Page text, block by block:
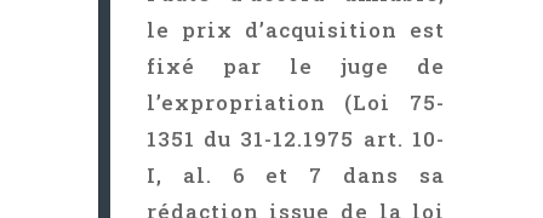
le prix d’acquisition est
fixé par le juge de
l’expropriation (Loi 75-
1351 du 31-12.1975 art. 10-
I, al. 6 et 7 dans sa
rédaction issue de la loi